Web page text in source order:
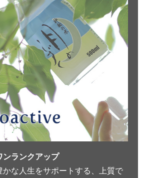
ンランクアップ
かな人生をサポートする、上質で